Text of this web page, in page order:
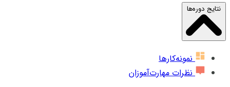
نتایج دوره‌ها
نمونه‌کارها
نظرات مهارت‌آموزان